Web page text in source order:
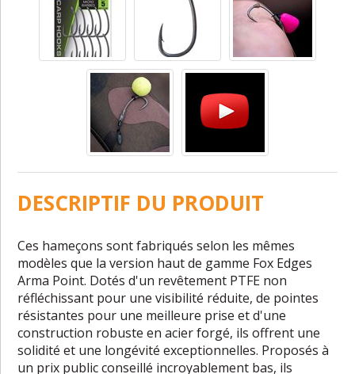
DESCRIPTIF DU PRODUIT
Ces hameçons sont fabriqués selon les mêmes
modèles que la version haut de gamme Fox Edges
Arma Point. Dotés d'un revêtement PTFE non
réfléchissant pour une visibilité réduite, de pointes
résistantes pour une meilleure prise et d'une
construction robuste en acier forgé, ils offrent une
solidité et une longévité exceptionnelles. Proposés à
un prix public conseillé incroyablement bas, ils